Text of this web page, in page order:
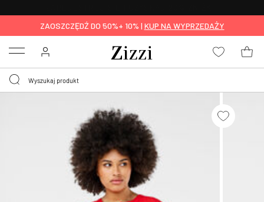
ZAOSZCZĘDŹ DO 50%+ 10% | KUP NA WYPRZEDAŻY
Menu